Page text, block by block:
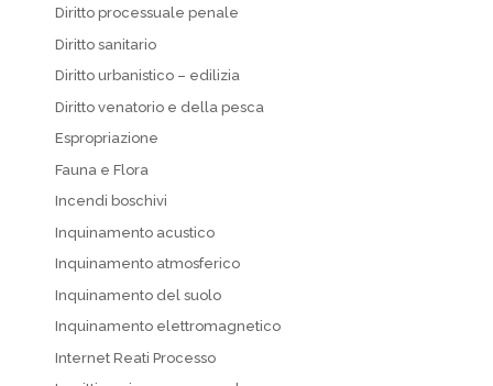
Diritto processuale penale
Diritto sanitario
Diritto urbanistico – edilizia
Diritto venatorio e della pesca
Espropriazione
Fauna e Flora
Incendi boschivi
Inquinamento acustico
Inquinamento atmosferico
Inquinamento del suolo
Inquinamento elettromagnetico
Internet Reati Processo